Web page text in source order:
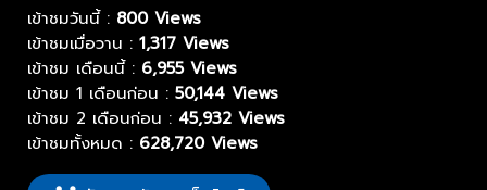
เข้าชมวันนี้ : 800 Views
เข้าชมเมื่อวาน : 1,317 Views
เข้าชม เดือนนี้ : 6,955 Views
เข้าชม 1 เดือนก่อน : 50,144 Views
เข้าชม 2 เดือนก่อน : 45,932 Views
เข้าชมทั้งหมด : 628,720 Views